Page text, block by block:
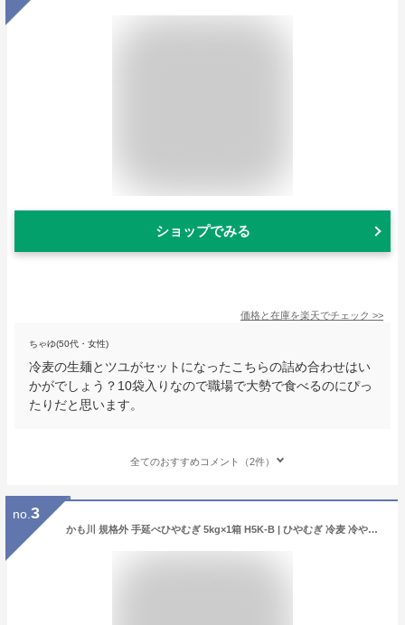
ショップでみる
価格と在庫を楽天でチェック >>
ちゃゆ(50代・女性)
冷麦の生麺とツユがセットになったこちらの詰め合わせはい
かがでしょう？10袋入りなので職場で大勢で食べるのにぴっ
たりだと思います。
全てのおすすめコメント（2件）
no. 3
かも川 規格外 手延べひやむぎ 5kg×1箱 H5K-B | ひやむぎ 冷麦 冷や麦 ヒヤムギ 麺 めん 麺類 乾燥麺 長期保存 保存食 ネット限定 お得 お徳用 まとめ買い 業務用 ワケあり 訳あり 家庭用 自宅用 手延ひやむぎ 巣ごもり ご当地グルメ